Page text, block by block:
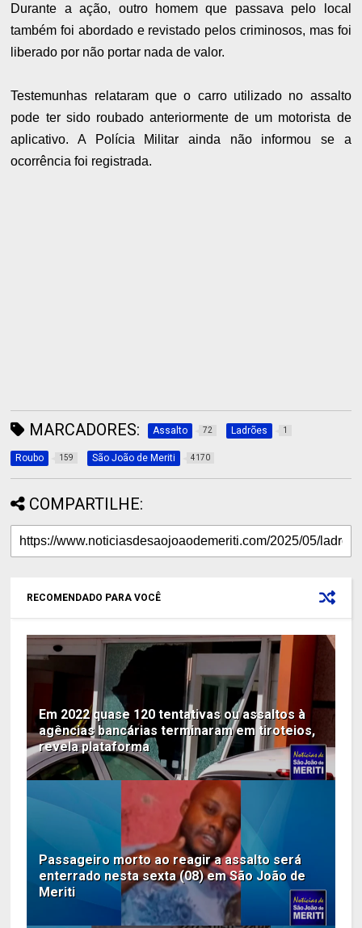
Durante a ação, outro homem que passava pelo local
também foi abordado e revistado pelos criminosos, mas foi
liberado por não portar nada de valor.
Testemunhas relataram que o carro utilizado no assalto
pode ter sido roubado anteriormente de um motorista de
aplicativo. A Polícia Militar ainda não informou se a
ocorrência foi registrada.
MARCADORES: Assalto 72 Ladrões 1
Roubo 159 São João de Meriti 4170
COMPARTILHE:
RECOMENDADO PARA VOCÊ
Em 2022 quase 120 tentativas ou assaltos à
agências bancárias terminaram em tiroteios,
revela plataforma
Passageiro morto ao reagir a assalto será
enterrado nesta sexta (08) em São João de
Meriti